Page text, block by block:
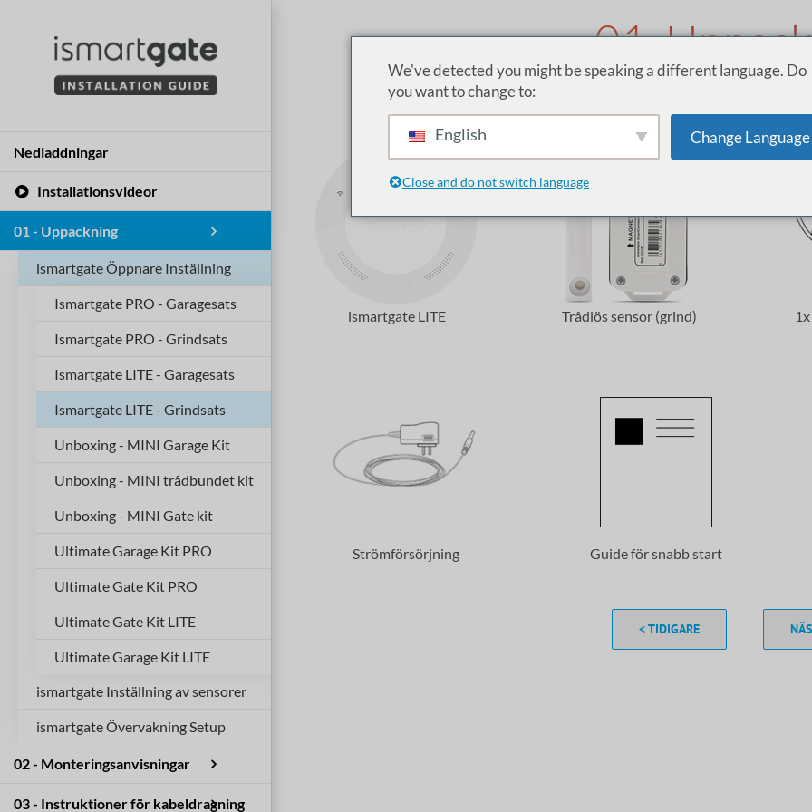
Nedladdningar
Installationsvideor
01 - Uppackning
ismartgate Öppnare Inställning
Ismartgate PRO - Garagesats
Ismartgate PRO - Grindsats
Ismartgate LITE - Garagesats
Ismartgate LITE - Grindsats
Unboxing - MINI Garage Kit
Unboxing - MINI trådbundet kit
Unboxing - MINI Gate kit
Ultimate Garage Kit PRO
Ultimate Gate Kit PRO
Ultimate Gate Kit LITE
Ultimate Garage Kit LITE
ismartgate Inställning av sensorer
Trådlös sensor (garage)
Trådlös sensor (grind)
ismartgate Övervakning Setup
IP-kamera för inomhusbruk
IP utomhuskamera
02 - Monteringsanvisningar
Installation av ISG PRO/Lite från
03 - Instruktioner för kabeldragning
01.
ismartgate LITE Trådlös sensor (grind)
Strömförsörjning Guide för snabb start
< TIDIGARE
We've detected you might be speaking a different language. Do
you want to change to:
English Change Language
Close and do not switch language